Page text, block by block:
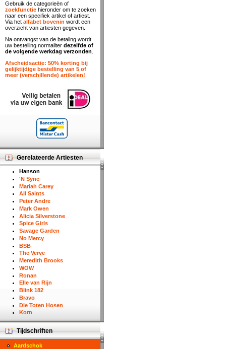
Gebruik de categorieën of
zoekfunctie hieronder om te zoeken
naar een specifiek artikel of artiest.
Via het alfabet bovenin wordt een
overzicht van artiesten gegeven.
Na ontvangst van de betaling wordt
uw bestelling normaliter dezelfde of
de volgende werkdag verzonden
Afscheidsactie: 50% korting bij
gelijktijdige bestelling van 5 of
meer (verschillende) artikelen!
Gerelateerde Artiesten
Hanson
'N Sync
Mariah Carey
All Saints
Peter Andre
Mark Owen
Alicia Silverstone
Spice Girls
Savage Garden
No Mercy
BSB
The Verve
Meredith Brooks
WOW
Ronan
Elle van Rijn
Blink 182
Bravo
Die Toten Hosen
Korn
Tijdschriften
Aardschok